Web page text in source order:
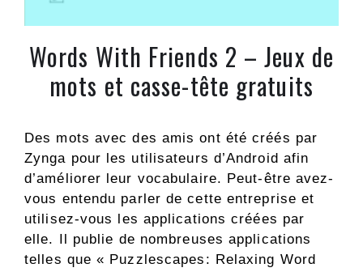
Words With Friends 2 – Jeux de
mots et casse-tête gratuits
Des mots avec des amis ont été créés par
Zynga pour les utilisateurs d’Android afin
d’améliorer leur vocabulaire. Peut-être avez-
vous entendu parler de cette entreprise et
utilisez-vous les applications créées par
elle. Il publie de nombreuses applications
telles que « Puzzlescapes: Relaxing Word